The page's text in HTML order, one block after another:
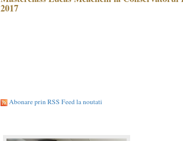
2017
Abonare prin RSS Feed la noutati